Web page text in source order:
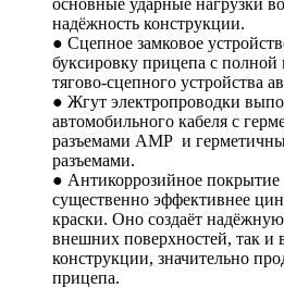
надёжность конструкции.
● Сцепное замковое
буксировку прицепа с полной
тягово-сцепного
● Жгут электропроводки
автомобильного кабеля с
разъемами АМР и
разъемами.
● Антикоррозийное
существенно эффективнее
краски. Оно создаёт
внешних поверхностей, так и
конструкции, значительно
прицепа.